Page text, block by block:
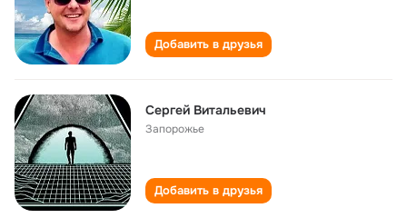
Добавить в друзья
Сергей Витальевич
Запорожье
Добавить в друзья